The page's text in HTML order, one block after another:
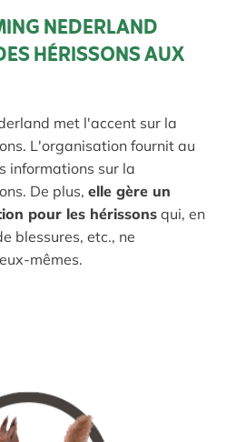
NEDERLAND
HÉRISSONS AUX
met l'accent sur la
L'organisation fournit au
informations sur la
De plus, elle gère un
pour les hérissons qui, en
blessures, etc., ne
mêmes.